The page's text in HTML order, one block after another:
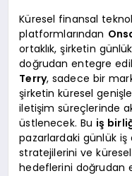
Küresel finansal
platformlarından
ortaklık, şirketin
doğrudan entegre
Terry, sadece bir
şirketin küresel
iletişim süreçlerinde
üstlenecek. Bu iş
pazarlardaki günlük iş
stratejilerini ve küresel
hedeflerini doğrudan